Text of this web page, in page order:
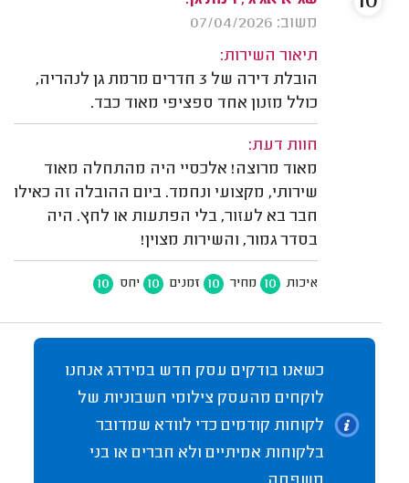
משוב: 07/04/2026
תיאור השירות:
הובלת דירה של 3 חדרים מרמת גן לנהריה,
כולל מזנון אחד ספציפי מאוד כבד.
חוות דעת:
מאוד מרוצה! אלכסיי היה מהתחלה מאוד
שירותי, מקצועי ונחמד. ביום ההובלה זה כאילו
חבר בא לעזור, בלי הפתעות או לחץ. היה
בסדר גמור, והשירות מצוין!
איכות 10 מחיר 10 זמנים 10 יחס 10
כשאנו בודקים עסק חדש במידרג אנחנו
לוקחים מהעסק צילומי חשבוניות של
לקוחות קודמים כדי לוודא שמדובר
בלקוחות אמיתיים ולא חברים או בני